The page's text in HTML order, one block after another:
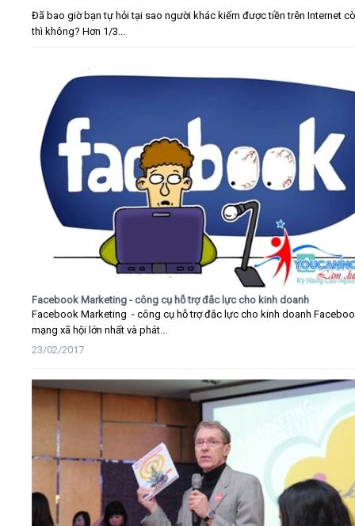
Đã bao giờ bạn tự hỏi tại sao người khác kiếm được tiền trên Internet
thì không? Hơn 1/3...
Facebook Marketing - công cụ hỗ trợ đắc lực cho kinh doanh
Facebook Marketing - công cụ hỗ trợ đắc lực cho kinh doanh
mạng xã hội lớn nhất và phát...
23/02/2017